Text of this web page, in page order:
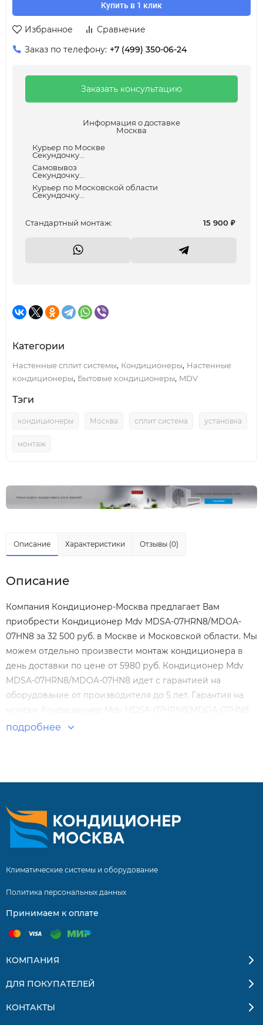
Купить в 1 клик
Избранное
Сравнение
Заказ по телефону: +7 (499) 350-06-24
Заказать консультацию
Информация о доставке
Москва
Курьер по Москве
Секундочку...
Самовывоз
Секундочку...
Курьер по Московской области
Секундочку...
Cтандартный монтаж: 15 900 ₽
Категории
Настенные сплит системы, Кондиционеры, Настенные
кондиционеры, Бытовые кондиционеры, MDV
Тэги
кондиционеры Москва сплит система установка
монтаж
Описание Характеристики Отзывы (0)
Описание
Компания Кондиционер-Москва предлагает Вам
приобрести Кондиционер Mdv MDSA-07HRN8/MDOA-
07HN8 за 32 500 руб. в Москве и Московской области. Мы
можем отдельно произвести монтаж кондиционера в
день доставки по цене от 5980 руб. Кондиционер Mdv
MDSA-07HRN8/MDOA-07HN8 идет с гарантией на
оборудование от производителя до 5 лет. Гарантия на
монтаж Кондиционер Mdv MDSA-07HRN8/MDOA-07HN8
нашими специалистами составляет 5 лет! Настенные
подробнее
Климатические системы и оборудование
Политика персональных данных
Принимаем к оплате
КОМПАНИЯ
ДЛЯ ПОКУПАТЕЛЕЙ
КОНТАКТЫ